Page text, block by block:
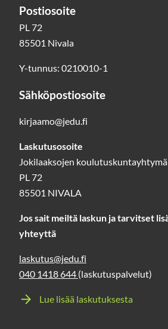
Postiosoite
PL 72
85501 Nivala
Y-tunnus: 0210010-1
Sähköpostiosoite
kirjaamo@jedu.fi
Laskutusosoite
Jokilaaksojen koulutuskuntayhtymä
PL 72
85501 NIVALA
Jos sait meiltä laskun ja tarvitset
yhteyttä
laskutus@jedu.fi
040 1418 644 (laskutuspalvelut)
Lue lisää laskutuksesta